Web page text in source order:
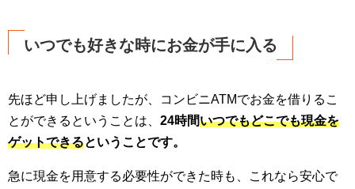
いつでも好きな時にお金が手に入る
先ほど申し上げましたが、コンビニATMでお金を借りるこ
とができるということは、 24時間いつでもどこでも現金を
ゲットできるということです。
急に現金を用意する必要性ができた時も、これなら安心で